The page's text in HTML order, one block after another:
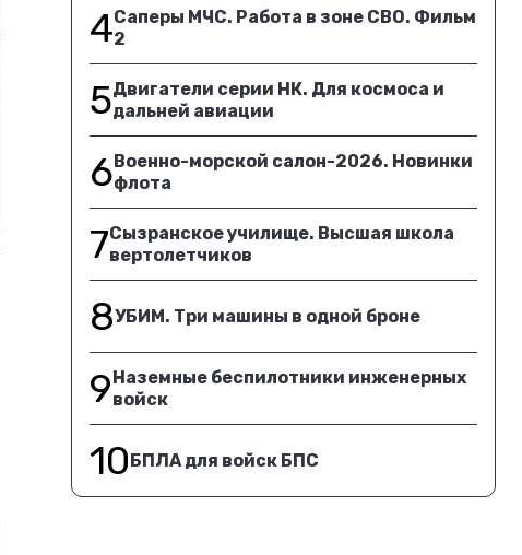
4Саперы МЧС. Работа в зоне СВО. Фильм
2
5Двигатели серии НК. Для космоса и
дальней авиации
6Военно-морской салон-2026. Новинки
флота
7Сызранское училище. Высшая школа
вертолетчиков
8УБИМ. Три машины в одной броне
9Наземные беспилотники инженерных
войск
10БПЛА для войск БПС